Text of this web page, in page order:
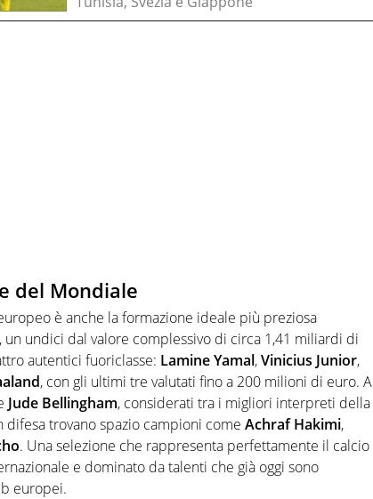
del Mondiale
è anche la formazione ideale più preziosa
, un undici dal valore complessivo di circa 1,41 miliardi di
autentici fuoriclasse: Lamine Yamal,Vinicius Junior,
, con gli ultimi tre valutati fino a 200 milioni di euro. A
Jude Bellingham, considerati tra i migliori interpreti della
difesa trovano spazio campioni come Achraf Hakimi,
. Una selezione che rappresenta perfettamente il calcio
e dominato da talenti che già oggi sono
europei.